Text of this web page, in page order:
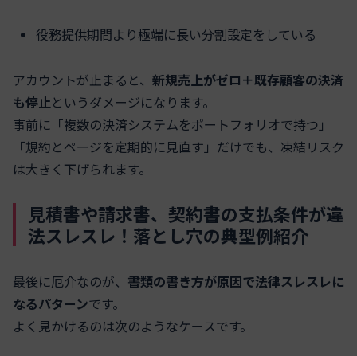
役務提供期間より極端に長い分割設定をしている
アカウントが止まると、 新規売上がゼロ＋既存顧客の決済
も停止というダメージになります。
事前に「複数の決済システムをポートフォリオで持つ」
「規約とページを定期的に見直す」だけでも、凍結リスク
は大きく下げられます。
見積書や請求書、契約書の支払条件が違
法スレスレ！落とし穴の典型例紹介
最後に厄介なのが、 書類の書き方が原因で法律スレスレに
なるパターンです。
よく見かけるのは次のようなケースです。